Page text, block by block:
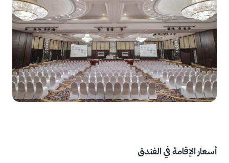
أسعار الإقامة في الفندق